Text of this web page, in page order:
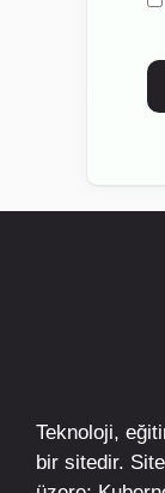
Teknoloji,
bir sitedir.